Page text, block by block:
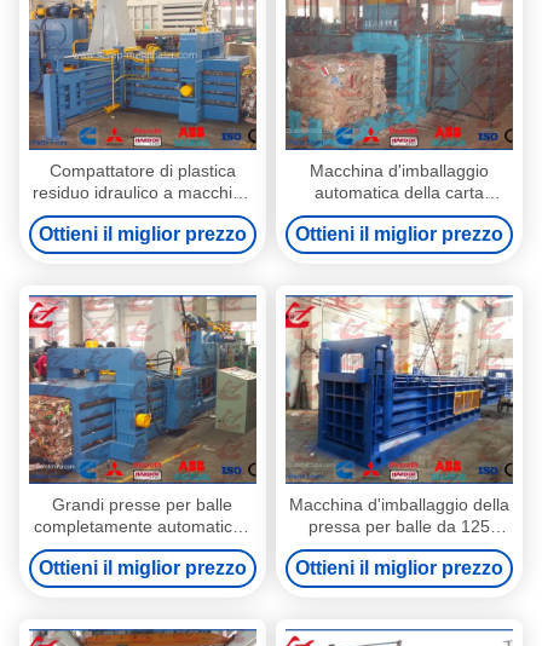
Compattatore di plastica
residuo idraulico a macchina
d'imballaggio orizzontale
della pressa per balle della
bottiglia dell'ANIMALE
Ottieni il miglior prezzo
Macchina d'imballaggio
automatica della carta
straccia, pressa-
affastellatrice residua di
orizzontale della pressa per
Ottieni il miglior prezzo
Grandi presse per balle
completamente automatiche
per cartone e carta straccia
usati con il trasportatore
Ottieni il miglior prezzo
Macchina d'imballaggio della
pressa per balle da 125
tonnellate dello spreco della
bottiglia orizzontale
dell'ANIMALE DOMESTICO
plastica
Ottieni il miglior prezzo